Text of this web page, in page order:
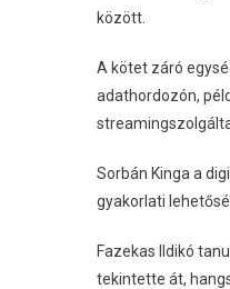
között.
A kötet záró
adathordozón,
Sorbán Kinga a
gyakorlati
Fazekas Ildikó
tekintette át,